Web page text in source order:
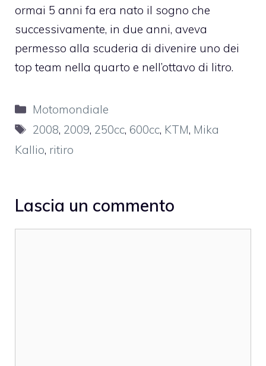
ormai 5 anni fa era nato il sogno che
successivamente, in due anni, aveva
permesso alla scuderia di divenire uno dei
top team nella quarto e nell’ottavo di litro.
Categorie
Motomondiale
Tag
2008, 2009, 250cc,600cc, KTM, Mika
Kallio, ritiro
Lascia un commento